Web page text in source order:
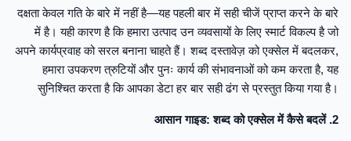
दक्षता केवल गति के बारे में नहीं है—यह पहली बार में सही चीजें प्राप्त करने के बारे
में है। यही कारण है कि हमारा उत्पाद उन व्यवसायों के लिए स्मार्ट विकल्प है जो
अपने कार्यप्रवाह को सरल बनाना चाहते हैं। शब्द दस्तावेज़ को एक्सेल में बदलकर,
हमारा उपकरण त्रुटियों और पुनः कार्य की संभावनाओं को कम करता है, यह
सुनिश्चित करता है कि आपका डेटा हर बार सही ढंग से प्रस्तुत किया गया है।
2. आसान गाइड: शब्द को एक्सेल में कैसे बदलें